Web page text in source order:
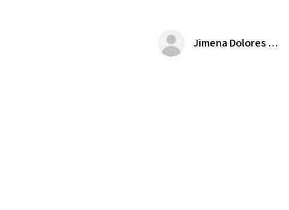
Jimena Dolores Manjarrez